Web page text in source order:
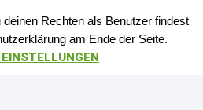
Rechten als Benutzer findest
am Ende der Seite.